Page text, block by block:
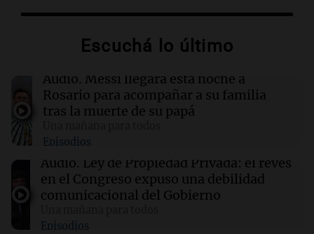
AFA dispuso un minuto de silencio y
12:39 Sociedad
“Rosarino de alma y corazón”: Javkin
despidió a Jorge Messi
12:35 Sociedad
Se incendió un colectivo en Arroyito: hubo 22
pasajeros evacuados
12:35 La Popu
Escuchá lo último
Audio. Messi llegará esta noche a
Rosario para acompañar a su familia
tras la muerte de su papá
Episodios
Audio. Ley de Propiedad Privada: el revés
en el Congreso expuso una debilidad
comunicacional del Gobierno
Episodios